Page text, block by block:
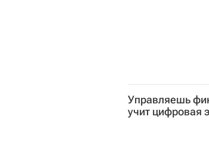
Управляешь
учит цифровая